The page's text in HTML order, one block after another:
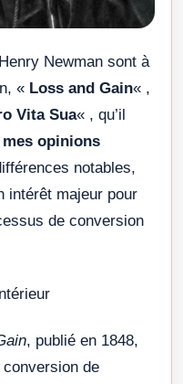
Newman sont à
« Loss and Gain« ,
Vita Sua« , qu’il
opinions
notables,
intérêt majeur pour
de conversion
, publié en 1848,
de